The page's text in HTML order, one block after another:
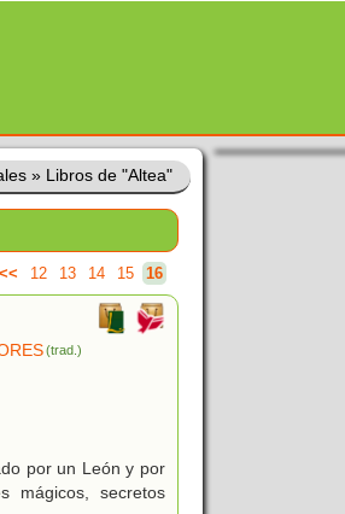
» Libros de "Altea"
<< 12 13 14 15 16
(trad.)
por un León y por
mágicos, secretos